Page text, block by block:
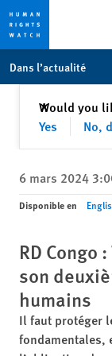
toto
content
Dans l’actualité
Would you
Yes
No,
✕Fermer
6 mars 2024
Disponible en
RD
son
humains
Il faut protéger
fondamentales,